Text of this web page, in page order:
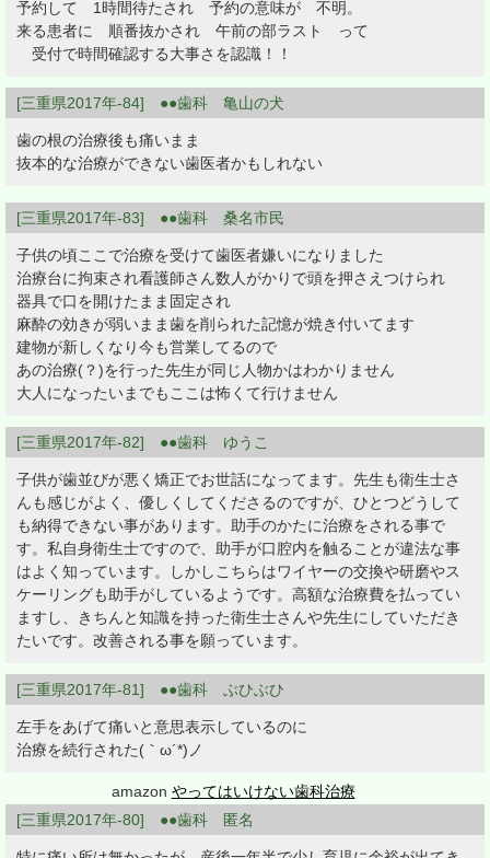
予約して 1時間待たされ 予約の意味が 不明。
来る患者に 順番抜かされ 午前の部ラスト って
受付で時間確認する大事さを認識！！
[三重県2017年-84] ●●歯科 亀山の犬
歯の根の治療後も痛いまま
抜本的な治療ができない歯医者かもしれない
[三重県2017年-83] ●●歯科 桑名市民
子供の頃ここで治療を受けて歯医者嫌いになりました
治療台に拘束され看護師さん数人がかりで頭を押さえつけられ
器具で口を開けたまま固定され
麻酔の効きが弱いまま歯を削られた記憶が焼き付いてます
建物が新しくなり今も営業してるので
あの治療(？)を行った先生が同じ人物かはわかりません
大人になったいまでもここは怖くて行けません
[三重県2017年-82] ●●歯科 ゆうこ
子供が歯並びが悪く矯正でお世話になってます。先生も衛生士さ
んも感じがよく、優しくしてくださるのですが、ひとつどうして
も納得できない事があります。助手のかたに治療をされる事で
す。私自身衛生士ですので、助手が口腔内を触ることが違法な事
はよく知っています。しかしこちらはワイヤーの交換や研磨やス
ケーリングも助手がしているようです。高額な治療費を払ってい
ますし、きちんと知識を持った衛生士さんや先生にしていただき
たいです。改善される事を願っています。
[三重県2017年-81] ●●歯科 ぶひぶひ
左手をあげて痛いと意思表示しているのに
治療を続行された(｀ω´*)ノ
amazon やってはいけない歯科治療
[三重県2017年-80] ●●歯科 匿名